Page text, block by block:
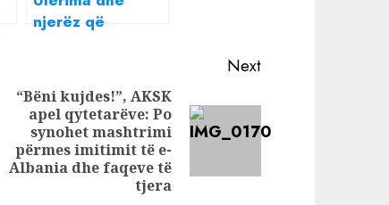
njerëz që
të reja nga
aksidenti tragjik,
shkon në 10
numri i viktimave
Previous
post:
Next
post:
“Bëni kujdes!”, AKSK
apel qytetarëve: Po
synohet mashtrimi
përmes imitimit të e-
Albania dhe faqeve të
tjera